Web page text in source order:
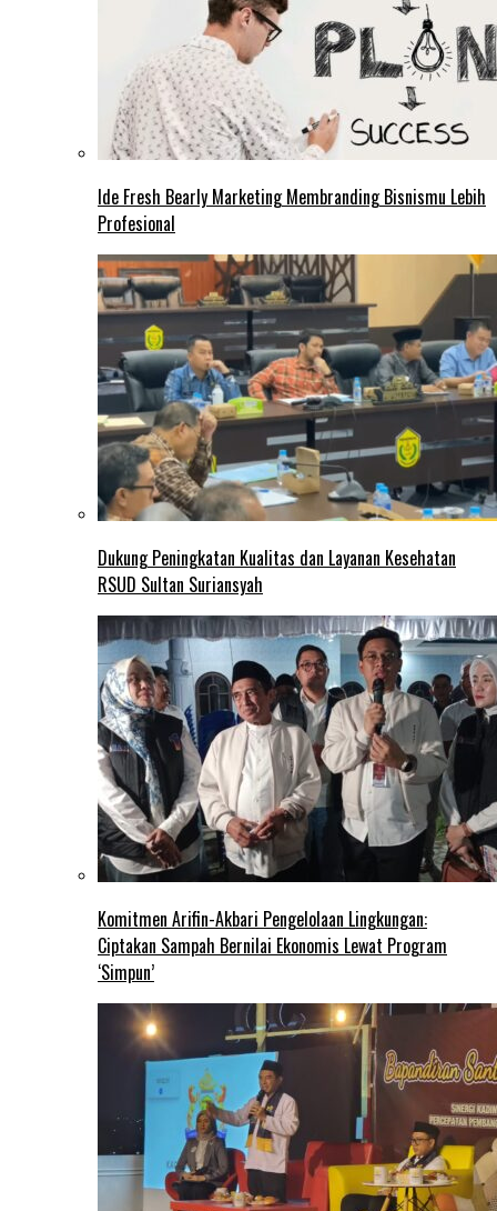
Ide Fresh Bearly Marketing Membranding Bisnismu Lebih
Profesional
Dukung Peningkatan Kualitas dan Layanan Kesehatan
RSUD Sultan Suriansyah
Komitmen Arifin-Akbari Pengelolaan Lingkungan:
Ciptakan Sampah Bernilai Ekonomis Lewat Program
‘Simpun’